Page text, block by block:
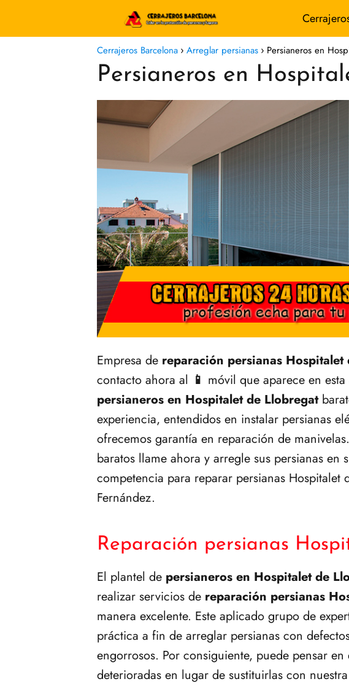
Cerrajeros Barcelona Arreglar persianas Persianeros en
Persianeros en
Empresa de reparación persianas Hospitalet
contacto ahora al 📱 móvil que aparece en
persianeros en Hospitalet de Llobregat
experiencia, entendidos en instalar persianas
ofrecemos garantía en reparación de
baratos llame ahora y arregle sus persianas en
competencia para reparar persianas Hospitalet
Fernández.
Reparación persianas
El plantel de persianeros en Hospitalet de
realizar servicios de reparación persianas
manera excelente. Este aplicado grupo de
práctica a fin de arreglar persianas con
engorrosos. Por consiguiente, puede pensar
deterioradas en lugar de sustituirlas con